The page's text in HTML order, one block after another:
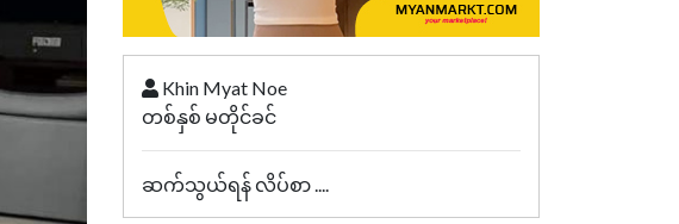
Khin Myat Noe
တစ်နှစ် မတိုင်ခင်
ဆက်သွယ်ရန် လိပ်စာ ....